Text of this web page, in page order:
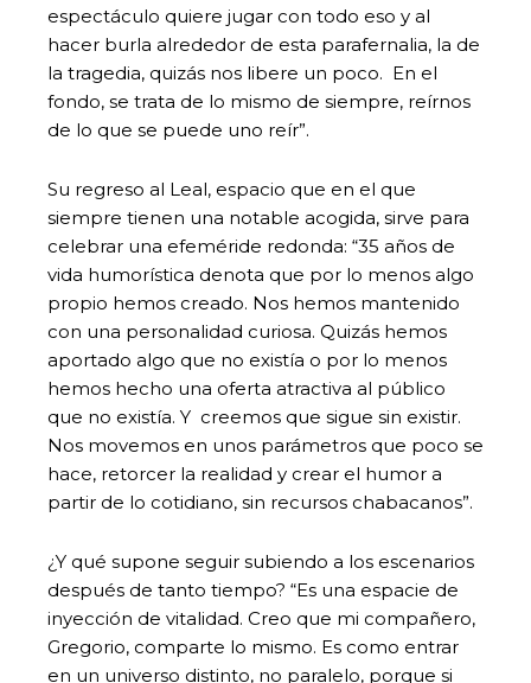
espectáculo quiere jugar con todo eso y al
hacer burla alrededor de esta parafernalia, la de
la tragedia, quizás nos libere un poco. En el
fondo, se trata de lo mismo de siempre, reírnos
de lo que se puede uno reír”.
Su regreso al Leal, espacio que en el que
siempre tienen una notable acogida, sirve para
celebrar una efeméride redonda: “35 años de
vida humorística denota que por lo menos algo
propio hemos creado. Nos hemos mantenido
con una personalidad curiosa. Quizás hemos
aportado algo que no existía o por lo menos
hemos hecho una oferta atractiva al público
que no existía. Y creemos que sigue sin existir.
Nos movemos en unos parámetros que poco se
hace, retorcer la realidad y crear el humor a
partir de lo cotidiano, sin recursos chabacanos”.
¿Y qué supone seguir subiendo a los escenarios
después de tanto tiempo? “Es una espacie de
inyección de vitalidad. Creo que mi compañero,
Gregorio, comparte lo mismo. Es como entrar
en un universo distinto, no paralelo, porque si